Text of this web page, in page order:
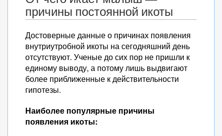
причины постоянной икоты
Достоверные данные о причинах появления
внутриутробной икоты на сегодняшний день
отсутствуют. Ученые до сих пор не пришли к
единому выводу, а потому лишь выдвигают
более приближенные к действительности
гипотезы.
Наиболее популярные причины
появления икоты: